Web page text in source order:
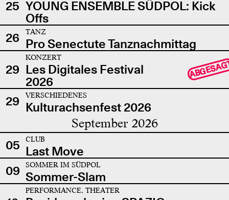
25 YOUNG ENSEMBLE SÜDPOL: Kick
Offs
26
TANZ
Pro Senectute Tanznachmittag
29
KONZERT
Les Digitales Festival
2026
29 VERSCHIEDENES
Kulturachsenfest 2026
September 2026
05 CLUB
Last Move
09
SOMMER IM SÜDPOL
Sommer-Slam
PERFORMANCE, THEATER